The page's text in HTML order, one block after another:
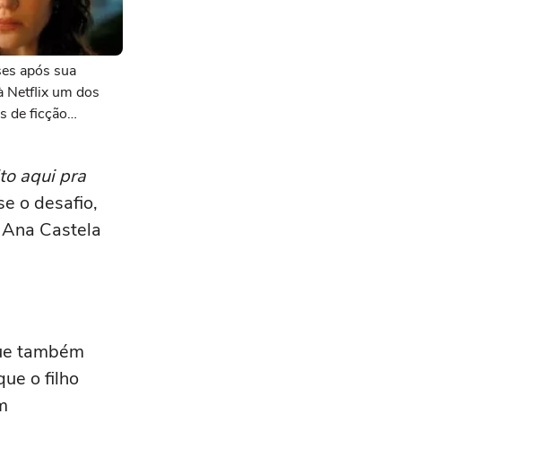
após sua
Netflix um dos
de ficção
aqui pra
o desafio,
Castela
também
o filho